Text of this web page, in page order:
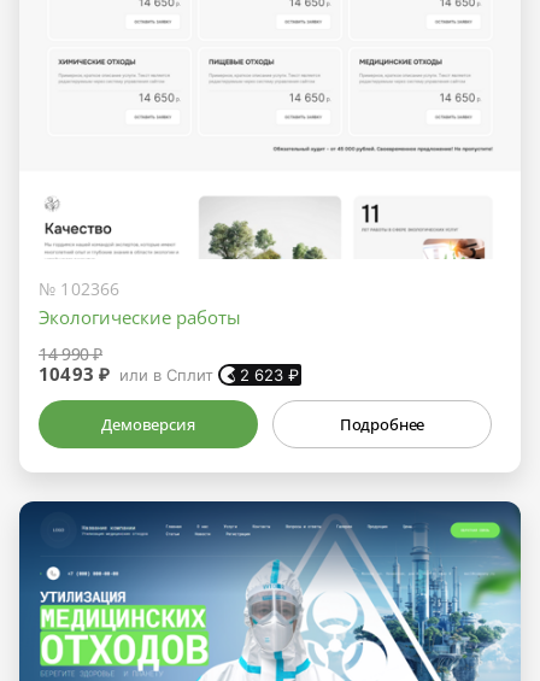
№ 102366
Экологические работы
14 990 ₽
10493 ₽ или в Сплит 2 623 ₽
Демоверсия Подробнее